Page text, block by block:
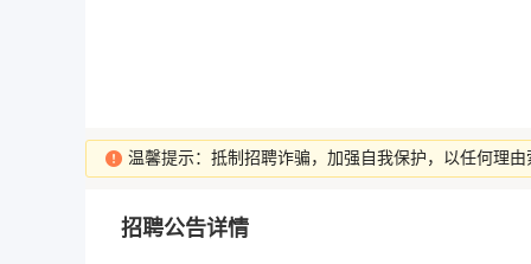
温馨提示：抵制招聘诈骗，加强自我保护，以任何理
招聘公告详情